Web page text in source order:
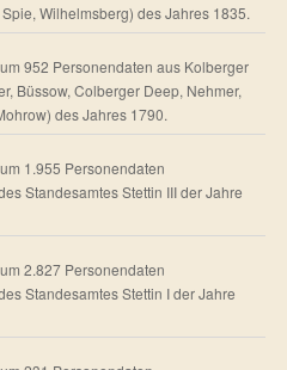
Wilhelmsberg) des Jahres 1835.
952 Personendaten aus Kolberger
Büssow, Colberger Deep, Nehmer,
des Jahres 1790.
1.955 Personendaten
Standesamtes Stettin III der Jahre
2.827 Personendaten
Standesamtes Stettin I der Jahre